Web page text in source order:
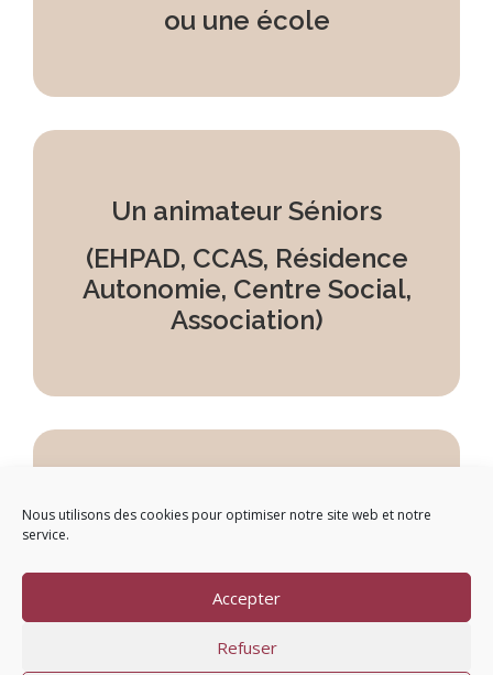
Nous utilisons des cookies pour optimiser notre site web et notre
service.
Accepter
Refuser
ou une école
Un animateur Séniors
(EHPAD, CCAS, Résidence
Autonomie, Centre Social,
Association)
Un camping, un bar